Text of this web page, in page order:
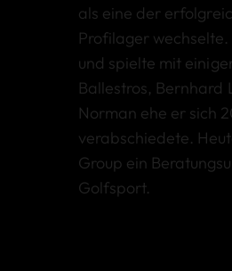
als eine der
Profilager
und spielte mit
Ballestros, Bernhard
Norman ehe er sich
verabschiedete.
Group ein
Golfsport.